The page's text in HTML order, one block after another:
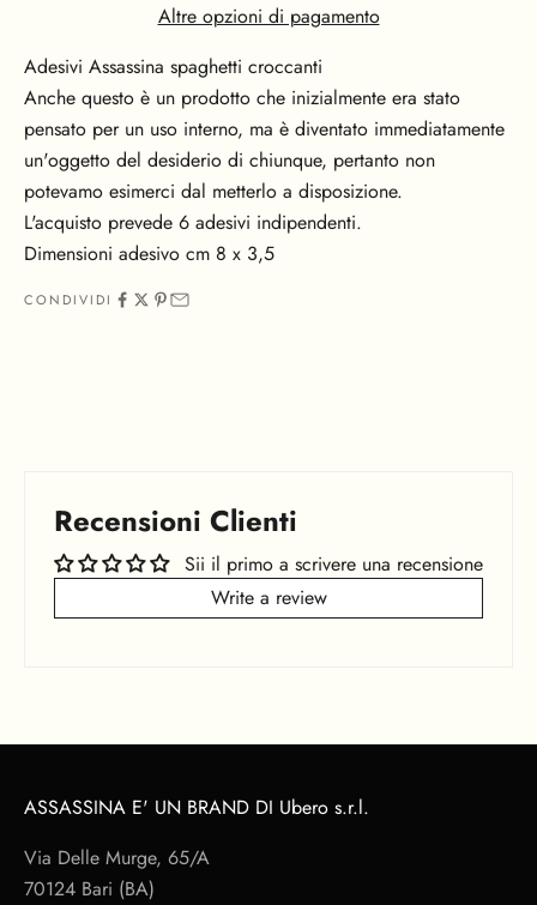
Altre opzioni di pagamento
Adesivi Assassina spaghetti croccanti
Anche questo è un prodotto che inizialmente era stato
pensato per un uso interno, ma è diventato immediatamente
un'oggetto del desiderio di chiunque, pertanto non
potevamo esimerci dal metterlo a disposizione.
L'acquisto prevede 6 adesivi indipendenti.
Dimensioni adesivo cm 8 x 3,5
CONDIVIDI
Recensioni Clienti
Sii il primo a scrivere una recensione
Write a review
ASSASSINA E' UN BRAND DI Ubero s.r.l.
Via Delle Murge, 65/A
70124 Bari (BA)